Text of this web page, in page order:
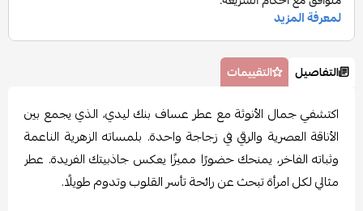
التفاصيل التقييمات
اكتشفي جمال الأنوثة مع عطر عساف بنك ليدي، الذي يجمع بين
الأناقة العصرية والرقي في زجاجة واحدة. بلمساته الزهرية الناعمة
وثباته الفاخر، يمنحك حضورًا مميزًا يعكس جاذبيتك الفريدة. عطر
مثالي لكل امرأة تبحث عن رائحة تأسر القلوب وتدوم طويلًا.